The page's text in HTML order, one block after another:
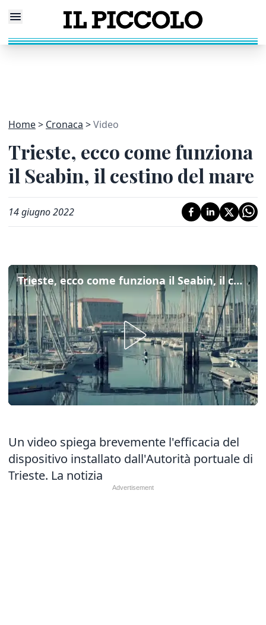
Home Cronaca Video
Trieste, ecco come funziona
il Seabin, il cestino del mare
14 giugno 2022
Trieste, ecco come funziona il Seabin, il cestino del mare
Un video spiega brevemente l'efficacia del
dispositivo installato dall'Autorità portuale di
Trieste. La notizia